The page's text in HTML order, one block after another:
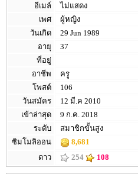
อีเมล์
ไม่แสดง
เพศ
ผู้หญิง
วันเกิด
29 Jun 1989
อายุ
37
ที่อยู่
อาชีพ
ครู
โพสต์
106
วันสมัคร
12 มี.ค 2010
เข้าล่าสุด
9 ก.ค. 2018
ระดับ
สมาชิกขั้นสูง
ซิมโมลิออน
8,681
ดาว
254 108